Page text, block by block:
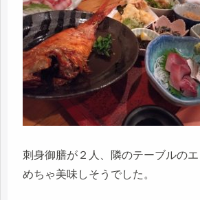
刺身御膳が２人、隣のテーブルの
めちゃ美味しそうでした。